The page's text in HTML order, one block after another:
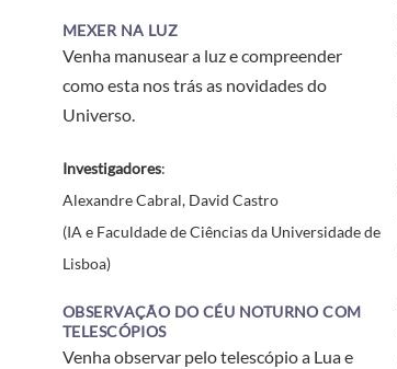
MEXER NA LUZ
Venha manusear a luz e compreender
como esta nos trás as novidades do
Universo.
Investigadores:
Alexandre Cabral, David Castro
(IA e Faculdade de Ciências da Universidade de
Lisboa)
OBSERVAÇÃO DO CÉU NOTURNO COM
TELESCÓPIOS
Venha observar pelo telescópio a Lua e